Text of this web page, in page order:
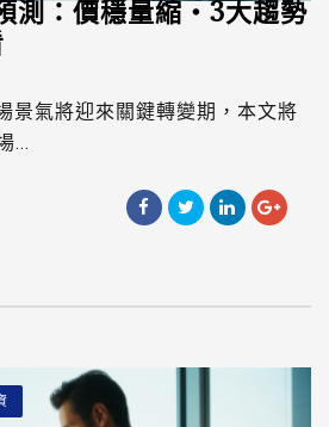
測：價穩量縮・3大趨勢
景氣將迎來關鍵轉變期，本文將
...